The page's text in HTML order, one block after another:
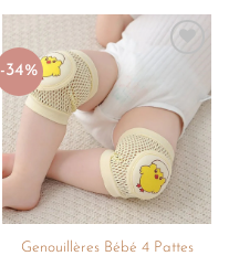
-34%
liste de
souhaits
Genouillères Bébé 4 Pattes